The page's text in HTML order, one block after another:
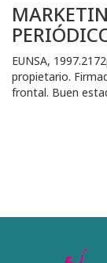
EUNSA,
propietario.
frontal. Buen